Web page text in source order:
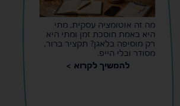
מה זה אוטומציה עסקית, מתי
היא באמת חוסכת זמן ומתי היא
רק מוסיפה בלאגן? תקציר ברור,
מסודר ובלי הייפ.
להמשיך לקרוא >